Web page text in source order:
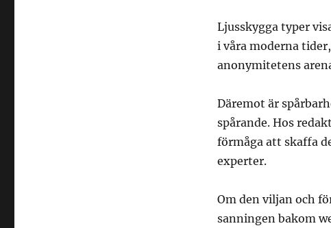
Ljusskygga typer
i våra moderna
anonymitetens
Däremot är
spårande. Hos
förmåga att skaffa
experter.
Om den viljan och
sanningen bakom